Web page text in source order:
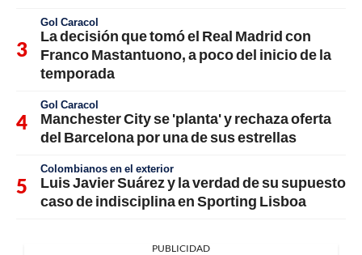
Gol Caracol
La decisión que tomó el Real Madrid con
Franco Mastantuono, a poco del inicio de la
temporada
Gol Caracol
Manchester City se 'planta' y rechaza oferta
del Barcelona por una de sus estrellas
Colombianos en el exterior
Luis Javier Suárez y la verdad de su supuesto
caso de indisciplina en Sporting Lisboa
PUBLICIDAD